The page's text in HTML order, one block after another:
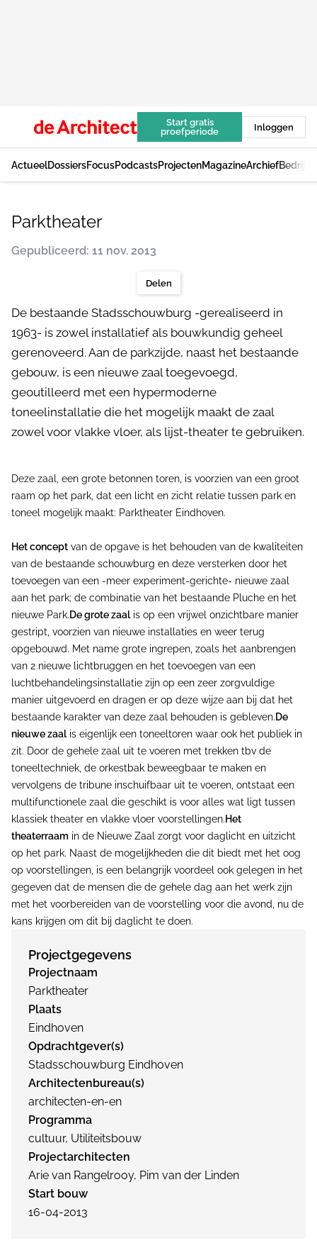
Start gratis
proefperiode
Inloggen
ActueelDossiersFocusPodcastsProjectenMagazineArchief
Parktheater
Gepubliceerd: 11 nov. 2013
Delen
De bestaande Stadsschouwburg -gerealiseerd in
1963- is zowel installatief als bouwkundig geheel
gerenoveerd. Aan de parkzijde, naast het bestaande
gebouw, is een nieuwe zaal toegevoegd,
geoutilleerd met een hypermoderne
toneelinstallatie die het mogelijk maakt de zaal
zowel voor vlakke vloer, als lijst-theater te gebruiken.
Deze zaal, een grote betonnen toren, is voorzien van een groot
raam op het park, dat een licht en zicht relatie tussen park en
toneel mogelijk maakt: Parktheater Eindhoven.
Het concept van de opgave is het behouden van de kwaliteiten
van de bestaande schouwburg en deze versterken door het
toevoegen van een -meer experiment-gerichte- nieuwe zaal
aan het park; de combinatie van het bestaande Pluche en het
nieuwe Park.De grote zaal is op een vrijwel onzichtbare manier
gestript, voorzien van nieuwe installaties en weer terug
opgebouwd. Met name grote ingrepen, zoals het aanbrengen
van 2 nieuwe lichtbruggen en het toevoegen van een
luchtbehandelingsinstallatie zijn op een zeer zorgvuldige
manier uitgevoerd en dragen er op deze wijze aan bij dat het
bestaande karakter van deze zaal behouden is gebleven.De
nieuwe zaal is eigenlijk een toneeltoren waar ook het publiek in
zit. Door de gehele zaal uit te voeren met trekken tbv de
toneeltechniek, de orkestbak beweegbaar te maken en
vervolgens de tribune inschuifbaar uit te voeren, ontstaat een
multifunctionele zaal die geschikt is voor alles wat ligt tussen
klassiek theater en vlakke vloer voorstellingen.Het
theaterraam in de Nieuwe Zaal zorgt voor daglicht en uitzicht
op het park. Naast de mogelijkheden die dit biedt met het oog
op voorstellingen, is een belangrijk voordeel ook gelegen in het
gegeven dat de mensen die de gehele dag aan het werk zijn
met het voorbereiden van de voorstelling voor die avond, nu de
kans krijgen om dit bij daglicht te doen.
Projectgegevens
Projectnaam
Parktheater
Plaats
Eindhoven
Opdrachtgever(s)
Stadsschouwburg Eindhoven
Architectenbureau(s)
architecten-en-en
Programma
cultuur, Utiliteitsbouw
Projectarchitecten
Arie van Rangelrooy, Pim van der Linden
Start bouw
16-04-2013